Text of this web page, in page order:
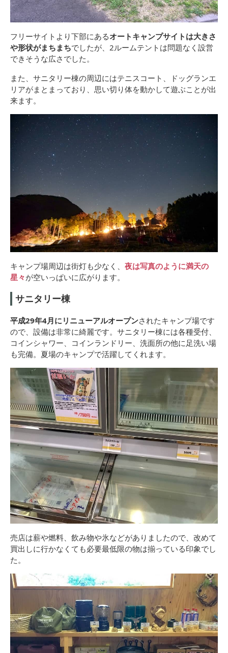
フリーサイトより下部にあるオートキャンプサイトは大きさ
や形状がまちまちでしたが、2ルームテントは問題なく設営
できそうな広さでした。
また、サニタリー棟の周辺にはテニスコート、ドッグランエ
リアがまとまっており、思い切り体を動かして遊ぶことが出
来ます。
キャンプ場周辺は街灯も少なく、 夜は写真のように満天の
星々が空いっぱいに広がります。
サニタリー棟
平成29年4月にリニューアルオープンされたキャンプ場です
ので、設備は非常に綺麗です。サニタリー棟には各種受付、
コインシャワー、コインランドリー、洗面所の他に足洗い場
も完備。夏場のキャンプで活躍してくれます。
売店は薪や燃料、飲み物や氷などがありましたので、改めて
買出しに行かなくても必要最低限の物は揃っている印象でし
た。